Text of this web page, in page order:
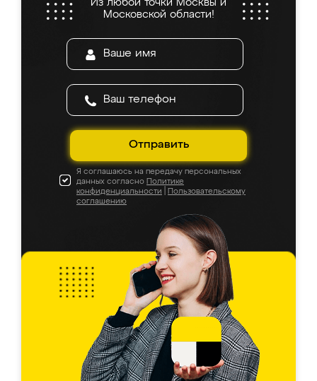
Из любой точки Москвы и
Московской области!
Отправить
Я соглашаюсь на передачу персональных
данных согласно Политике
конфиденциальности
Пользовательскому
соглашению